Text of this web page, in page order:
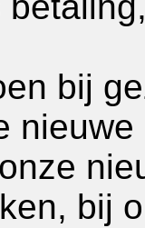
bij
bij